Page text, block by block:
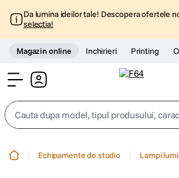
Da lumina ideilor tale! Descopera ofertele
selectia!
Magazin online Inchirieri Printing
Cauta dupa model, tipul produsului,
Echipamente de studio Lampi